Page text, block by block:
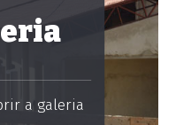
a galeria